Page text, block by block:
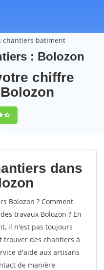
chantiers batiment
: Bolozon
chiffre
57
dans
Bolozon ? Comment
travaux Bolozon ? En
il n'est pas toujours
trouver des chantiers à
d'aide aux artisans
de manière